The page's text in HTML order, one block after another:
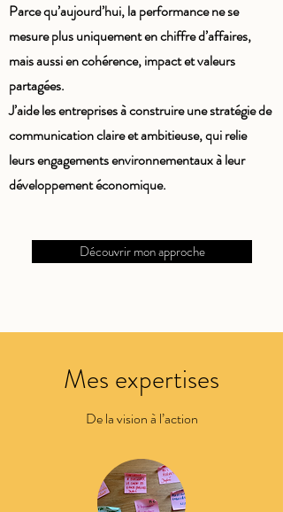
Parce qu’aujourd’hui, la performance ne se
mesure plus uniquement en chiffre d’affaires,
mais aussi en cohérence, impact et valeurs
partagées.
J’aide les entreprises à construire une stratégie de
communication claire et ambitieuse, qui relie
leurs engagements environnementaux à leur
développement économique.
Découvrir mon approche
Mes expertises
De la vision à l’action